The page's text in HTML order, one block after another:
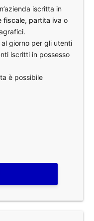
iscritta in
fiscale, partita iva o
giorno per gli utenti
iscritti in possesso
è possibile